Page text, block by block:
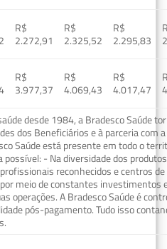
R$
2.272,91
R$
2.325,52
R$
2.295,83
R$
3.977,37
R$
4.069,43
R$
4.017,47
desde 1984, a Bradesco Saúde
dos Beneficiários e à parceria com
Saúde está presente em todo o
- Na diversidade dos
reconhecidos e centros
meio de constantes investimentos
operações. A Bradesco Saúde é
pós-pagamento. Tudo isso